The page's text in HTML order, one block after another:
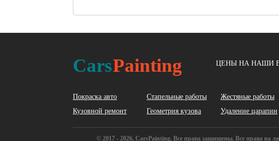
BYD Cadillac
CarsPainting ЦЕНЫ НА НАШИ
Покраска авто Стапельные работы Жестяные работы
Кузовной ремонт
Геометрия кузова Удаление царапин
© 2017 - 2026, CarsPainting. Все права защищены. Все права на